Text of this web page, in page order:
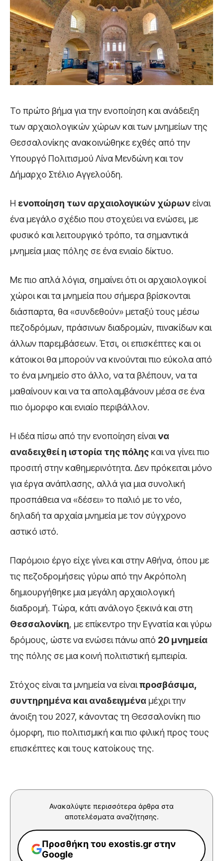
Το πρώτο βήμα για την ενοποίηση και ανάδειξη
των αρχαιολογικών χώρων και των μνημείων της
Θεσσαλονίκης ανακοινώθηκε εχθές από την
Υπουργό Πολιτισμού Λίνα Μενδώνη και τον
Δήμαρχο Στέλιο Αγγελούδη.
Η ενοποίηση των αρχαιολογικών χώρων είναι
ένα μεγάλο σχέδιο που στοχεύει να ενώσει, με
φυσικό και λειτουργικό τρόπο, τα σημαντικά
μνημεία μιας πόλης σε ένα ενιαίο δίκτυο.
Με πιο απλά λόγια, σημαίνει ότι οι αρχαιολογικοί
χώροι και τα μνημεία που σήμερα βρίσκονται
διάσπαρτα, θα «συνδεθούν» μεταξύ τους μέσω
πεζοδρόμων, πράσινων διαδρομών, πινακίδων και
άλλων παρεμβάσεων. Έτσι, οι επισκέπτες και οι
κάτοικοι θα μπορούν να κινούνται πιο εύκολα από
το ένα μνημείο στο άλλο, να τα βλέπουν, να τα
μαθαίνουν και να τα απολαμβάνουν μέσα σε ένα
πιο όμορφο και ενιαίο περιβάλλον.
Η ιδέα πίσω από την ενοποίηση είναινα
αναδειχθεί η ιστορία της πόλης και να γίνει πιο
προσιτή στην καθημερινότητα. Δεν πρόκειται μόνο
για έργα ανάπλασης, αλλά για μια συνολική
προσπάθεια να «δέσει» το παλιό με το νέο,
δηλαδή τα αρχαία μνημεία με τον σύγχρονο
αστικό ιστό.
Παρόμοιο έργο είχε γίνει και στην Αθήνα, όπου με
τις πεζοδρομήσεις γύρω από την Ακρόπολη
δημιουργήθηκε μια μεγάλη αρχαιολογική
διαδρομή. Τώρα, κάτι ανάλογο ξεκινά και στη
Θεσσαλονίκη, με επίκεντρο την Εγνατία και γύρω
δρόμους, ώστε να ενώσει πάνω από 20 μνημεία
της πόλης σε μια κοινή πολιτιστική εμπειρία.
Στόχος είναι τα μνημεία να είναιπροσβάσιμα,
συντηρημένα και αναδειγμένα μέχρι την
άνοιξη του 2027, κάνοντας τη Θεσσαλονίκη πιο
όμορφη, πιο πολιτισμική και πιο φιλική προς τους
επισκέπτες και τους κατοίκους της.
Ανακαλύψτε περισσότερα άρθρα στα
αποτελέσματα αναζήτησης.
Προσθήκη του exostis.gr στην
Google